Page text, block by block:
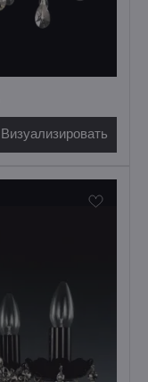
Визуализировать